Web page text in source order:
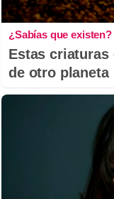
¿Sabías que existen?
Estas criaturas
de otro planeta